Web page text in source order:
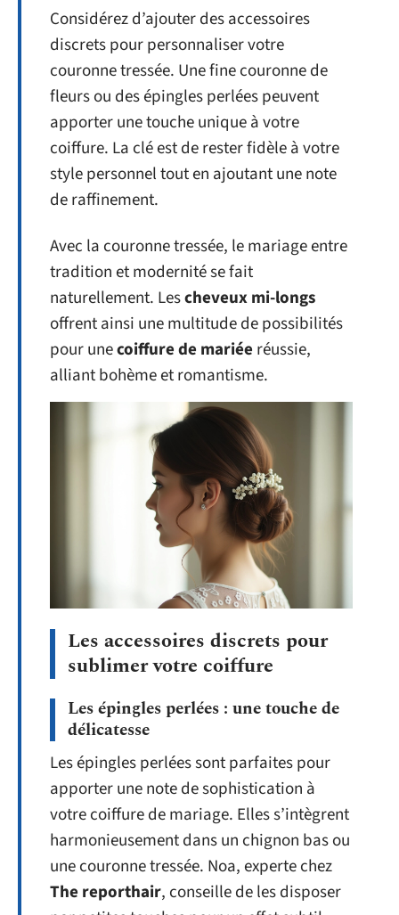
Considérez d’ajouter des accessoires
discrets pour personnaliser votre
couronne tressée. Une fine couronne de
fleurs ou des épingles perlées peuvent
apporter une touche unique à votre
coiffure. La clé est de rester fidèle à votre
style personnel tout en ajoutant une note
de raffinement.
Avec la couronne tressée, le mariage entre
tradition et modernité se fait
naturellement. Lescheveux mi-longs
offrent ainsi une multitude de possibilités
pour unecoiffure de mariée réussie,
alliant bohème et romantisme.
Les accessoires discrets pour
sublimer votre coiffure
Les épingles perlées : une touche de
délicatesse
Les épingles perlées sont parfaites pour
apporter une note de sophistication à
votre coiffure de mariage. Elles s’intègrent
harmonieusement dans un chignon bas ou
une couronne tressée. Noa, experte chez
The reporthair, conseille de les disposer